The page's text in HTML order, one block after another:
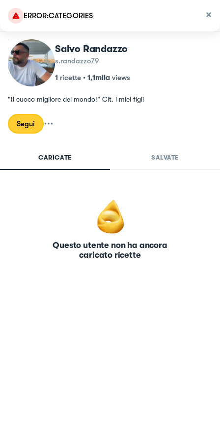
ERROR:CATEGORIES
Salvo Randazzo
s.randazzo79
1 ricette • 1,1mila views
"Il cuoco migliore del mondo!" Cit. i miei figli
Segui
CARICATE SALVATE
Questo utente non ha ancora
caricato ricette